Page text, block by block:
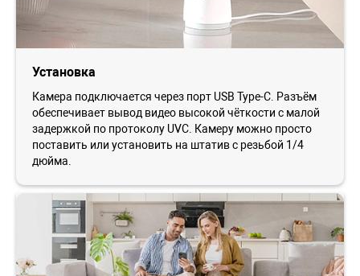
Установка
Камера подключается через порт USB Type-C. Разъём
обеспечивает вывод видео высокой чёткости с малой
задержкой по протоколу UVC. Камеру можно просто
поставить или установить на штатив с резьбой 1/4
дюйма.